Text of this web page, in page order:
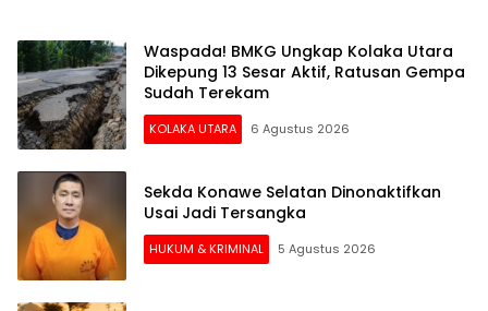
Waspada! BMKG Ungkap Kolaka Utara
Dikepung 13 Sesar Aktif, Ratusan Gempa
Sudah Terekam
KOLAKA UTARA 6 Agustus 2026
Sekda Konawe Selatan Dinonaktifkan
Usai Jadi Tersangka
HUKUM & KRIMINAL 5 Agustus 2026